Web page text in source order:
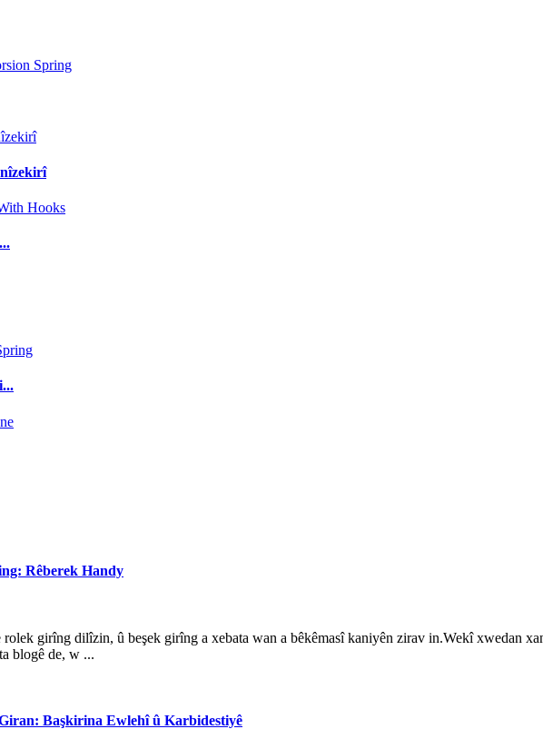
Rêberek Handy
girîng dilîzin, û beşek girîng a xebata wan a bêkêmasî kaniyên zirav in.Wekî xwedan
blogê de, w ...
Başkirina Ewlehî û Karbidestiyê